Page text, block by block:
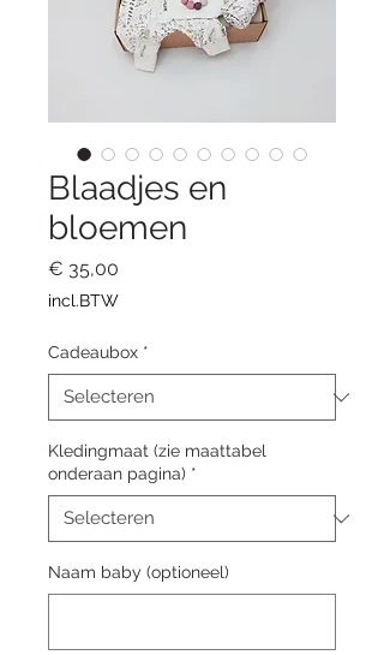
Blaadjes en
bloemen
€ 35,00
incl.BTW
Cadeaubox *
Kledingmaat (zie maattabel
onderaan pagina) *
Naam baby (optioneel)